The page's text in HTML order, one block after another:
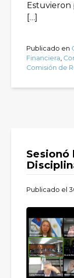
Estuvieron
[…]
Publicado en
Financiera,
Comisión de
Sesionó
Publicado el